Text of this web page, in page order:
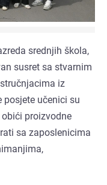
srednjih škola,
susret sa stvarnim
iz
posjete učenici su
proizvodne
sa zaposlenicima